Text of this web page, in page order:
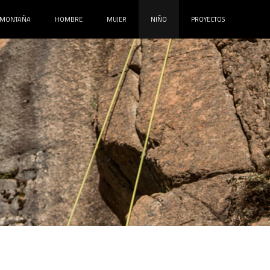
MONTAÑA HOMBRE MUJER NIÑO PROYECTOS